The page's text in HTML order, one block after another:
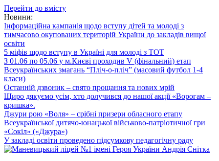
Перейти до вмісту
Новини:
Інформаційна кампанія щодо вступу дітей та молоді з
тимчасово окупованих територій України до закладів вищої
освіти
5 міфів щодо вступу в Україні для молоді з ТОТ
З 01.06 по 05.06 у м.Києві проходив V (фінальний) етап
Всеукраїнських змагань “Пліч-о-пліч” (масовий футбол 1-4
класи)
Останній дзвоник – свято прощання та нових мрій
Щиро дякуємо усім, хто долучився до нашої акції «Ворогам –
кришка».
Джури рою «Воля» – срібні призери обласного етапу
Всеукраїнської дитячо-юнацької військово-патріотичної гри
«Сокіл» («Джура»)
У закладі освіти проведено підсумкову педагогічну раду